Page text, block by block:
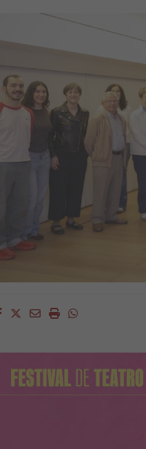
Facebook
Twitter
EmailImprimirWhatsapp